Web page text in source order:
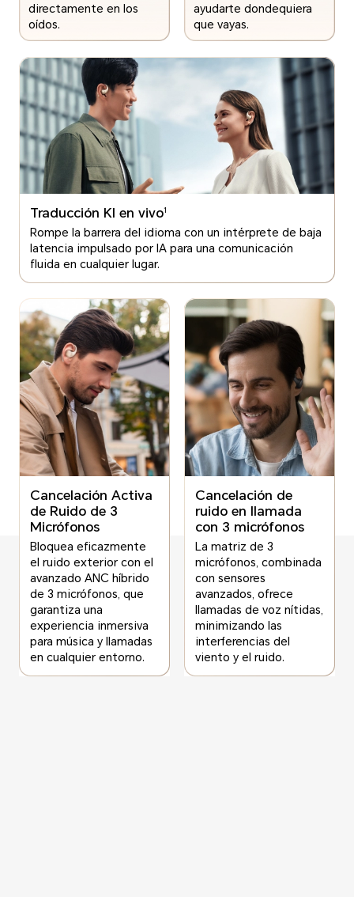
directamente en los
oídos.
ayudarte dondequiera
que vayas.
Traducción KI en vivo1
Rompe la barrera del idioma con un intérprete de baja
latencia impulsado por IA para una comunicación
fluida en cualquier lugar.
Cancelación Activa
de Ruido de 3
Micrófonos
Bloquea eficazmente
el ruido exterior con el
avanzado ANC híbrido
de 3 micrófonos, que
garantiza una
experiencia inmersiva
para música y llamadas
en cualquier entorno.
Cancelación de
ruido en llamada
con 3 micrófonos
La matriz de 3
micrófonos, combinada
con sensores
avanzados, ofrece
llamadas de voz nítidas,
minimizando las
interferencias del
viento y el ruido.